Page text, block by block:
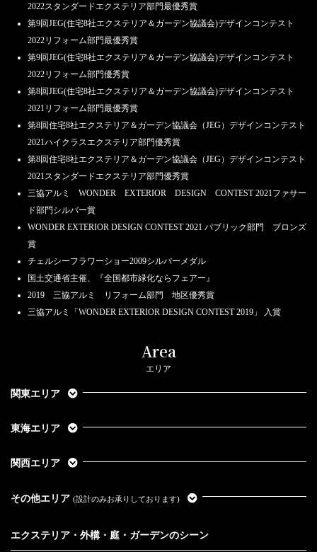
2022スタンダードエクステリア部門最優秀賞
第9回JEG(住宅8社エクステリア＆ガーデン協議会)デザインコンテスト
2022リフォーム部門最優秀賞
第9回JEG(住宅8社エクステリア＆ガーデン協議会)デザインコンテスト
2022リフォーム部門優秀賞
第8回JEG(住宅8社エクステリア＆ガーデン協議会)デザインコンテスト
2021リフォーム部門最優秀賞
第8回住宅8社エクステリア＆ガーデン協議会（JEG）デザインコンテスト
2021ハイクラスエクステリア部門優秀賞
第8回住宅8社エクステリア＆ガーデン協議会（JEG）デザインコンテスト
2021スタンダードエクステリア部門優秀賞
三協アルミ WONDER EXTERIOR DESIGN CONTEST 2021ファサー
ド部門シルバー賞
WONDER EXTERIOR DESIGN CONTEST 2021 パブリック部門 ブロンズ
賞
チェルシーフラワーショー2009シルバーメダル
国土交通省主催、『全国都市緑化ならフェアー』
2019 三協アルミ リフォーム部門 地区優秀賞
三協アルミ「WONDER EXTERIOR DESIGN CONTEST 2019」 入賞
Area
エリア
関東エリア
東海エリア
関西エリア
その他エリア (設計のみお承りしております)
エクステリア・外構・庭・ガーデンのシーン